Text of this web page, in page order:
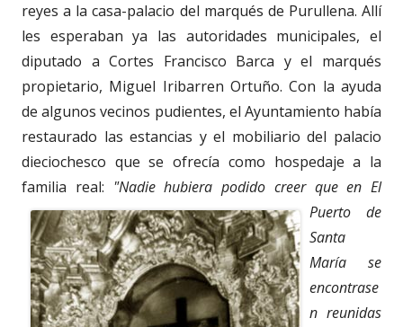
reyes a la casa-palacio del marqués de Purullena. Allí
les esperaban ya las autoridades municipales, el
diputado a Cortes Francisco Barca y el marqués
propietario, Miguel Iribarren Ortuño. Con la ayuda
de algunos vecinos pudientes, el Ayuntamiento había
restaurado las estancias y el mobiliario del palacio
dieciochesco que se ofrecía como hospedaje a la
familia real: "Nadie hubiera podido creer que en El
Puerto de
Santa
María se
encontrase
n reunidas